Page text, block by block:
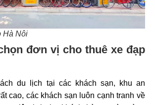
Hà Nôi
đơn vị cho thuê xe đạp
du lịch tại các khách sạn, khu an
cao, các khách sạn luôn cạnh tranh về